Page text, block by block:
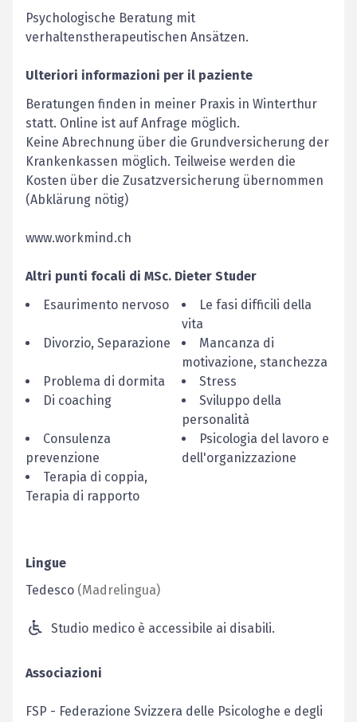
Psychologische Beratung mit
verhaltenstherapeutischen Ansätzen.
Ulteriori informazioni per il paziente
Beratungen finden in meiner Praxis in Winterthur
statt. Online ist auf Anfrage möglich.
Keine Abrechnung über die Grundversicherung der
Krankenkassen möglich. Teilweise werden die
Kosten über die Zusatzversicherung übernommen
(Abklärung nötig)
www.workmind.ch
Altri punti focali di MSc. Dieter Studer
Esaurimento nervoso
Le fasi difficili della
vita
Divorzio, Separazione
Mancanza di
motivazione, stanchezza
Problema di dormita
Stress
Di coaching
Sviluppo della
personalità
Consulenza
prevenzione
Psicologia del lavoro e
dell'organizzazione
Terapia di coppia,
Terapia di rapporto
Lingue
Tedesco (Madrelingua)
Studio medico è accessibile ai disabili.
Associazioni
FSP - Federazione Svizzera delle Psicologhe e degli